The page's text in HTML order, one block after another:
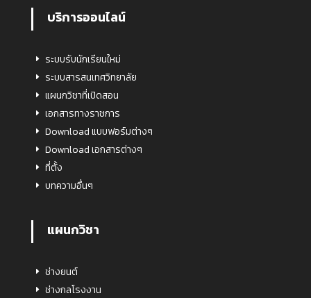
บริการออนไลน์
ระบบรับนักเรียนใหม่
ระบบสารสนเทศวิทยาลัย
แผนกวิชาที่เปิดสอน
เอกสารทางราชการ
Download แบบฟอร์มต่างๆ
Download เอกสารต่างๆ
ที่ตั้ง
บทความอื่นๆ
แผนกวิชา
ช่างยนต์
ช่างกลโรงงาน